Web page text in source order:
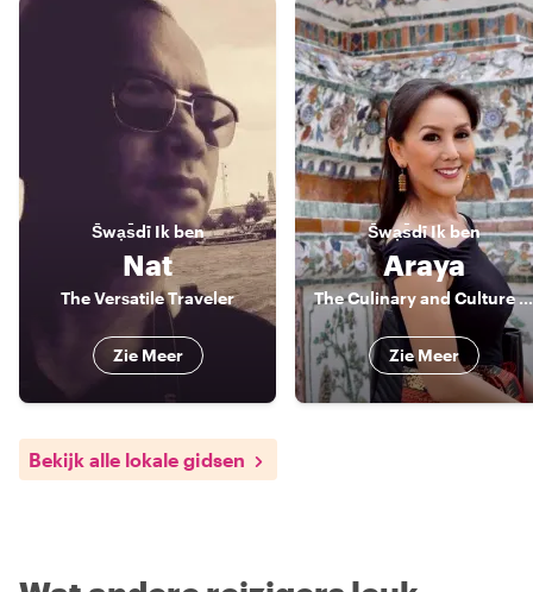
S̄wạs̄dī Ik ben
Nat
The Versatile Traveler
Zie Meer
S̄wạs̄dīIk ben
Araya
The Culinary and Culture Admirer
Zie Meer
Bekijk alle lokale gidsen